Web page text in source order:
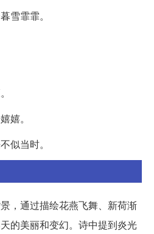
雪霏霏。
嬉。
似当时。
，通过描绘花燕飞舞、新荷渐
的美丽和变幻。诗中提到炎光